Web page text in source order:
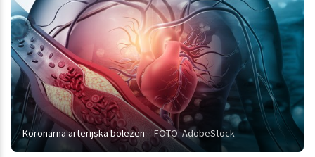
Koronarna arterijska bolezen FOTO: AdobeStock